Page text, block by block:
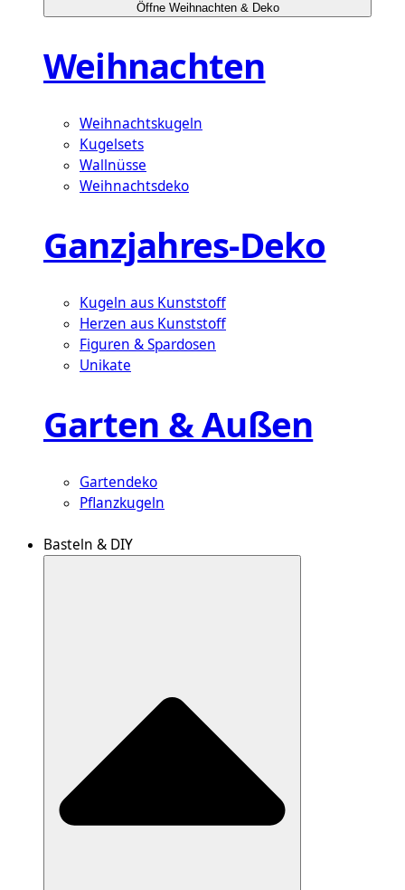
Öffne Weihnachten & Deko
Weihnachten
Weihnachtskugeln
Kugelsets
Wallnüsse
Weihnachtsdeko
Ganzjahres-Deko
Kugeln aus Kunststoff
Herzen aus Kunststoff
Figuren & Spardosen
Unikate
Garten & Außen
Gartendeko
Pflanzkugeln
Basteln & DIY